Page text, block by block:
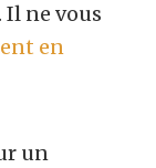
Il ne vous
en
un